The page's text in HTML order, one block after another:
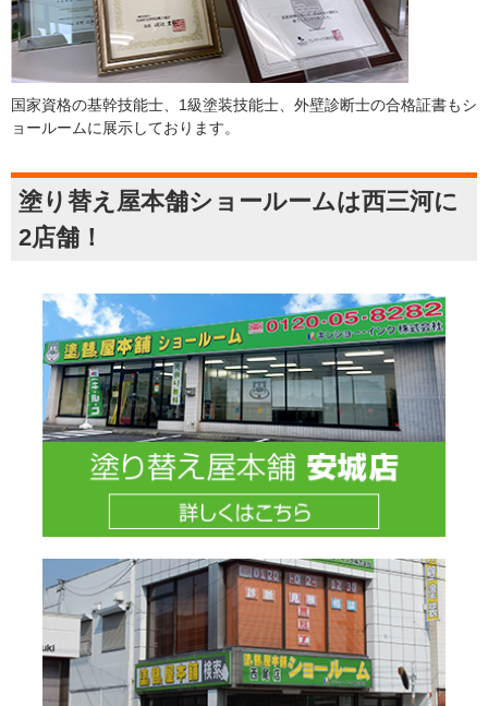
国家資格の基幹技能士、1級塗装技能士、外壁診断士の合格証書もシ
ョールームに展示しております。
塗り替え屋本舗ショールームは西三河に
2店舗！